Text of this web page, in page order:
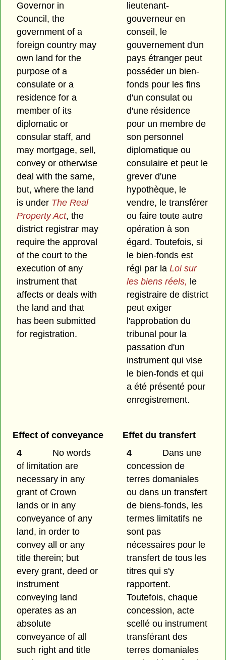
Governor in
Council, the
government of a
foreign country may
own land for the
purpose of a
consulate or a
residence for a
member of its
diplomatic or
consular staff, and
may mortgage, sell,
convey or otherwise
deal with the same,
but, where the land
is under The Real
Property Act, the
district registrar may
require the approval
of the court to the
execution of any
instrument that
affects or deals with
the land and that
has been submitted
for registration.
lieutenant-
gouverneur en
conseil, le
gouvernement d'un
pays étranger peut
posséder un bien-
fonds pour les fins
d'un consulat ou
d'une résidence
pour un membre de
son personnel
diplomatique ou
consulaire et peut le
grever d'une
hypothèque, le
vendre, le transférer
ou faire toute autre
opération à son
égard. Toutefois, si
le bien-fonds est
régi par laLoi sur
les biens réels, le
registraire de district
peut exiger
l'approbation du
tribunal pour la
passation d'un
instrument qui vise
le bien-fonds et qui
a été présenté pour
enregistrement.
Effect of conveyance
4
No words
of limitation are
necessary in any
grant of Crown
lands or in any
conveyance of any
land, in order to
convey all or any
title therein; but
every grant, deed or
instrument
conveying land
operates as an
absolute
conveyance of all
such right and title
Effet du transfert
4
Dans une
concession de
terres domaniales
ou dans un transfert
de biens-fonds, les
termes limitatifs ne
sont pas
nécessaires pour le
transfert de tous les
titres qui s'y
rapportent.
Toutefois, chaque
concession, acte
scellé ou instrument
transférant des
terres domaniales